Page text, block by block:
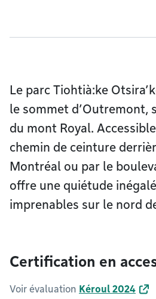
Le parc Tiohtià:ke
le sommet d’Outremont,
du mont Royal.
chemin de ceinture
Montréal ou par le
offre une quiétude
imprenables sur le nord
Certification en
Voir évaluation Kéroul 2024